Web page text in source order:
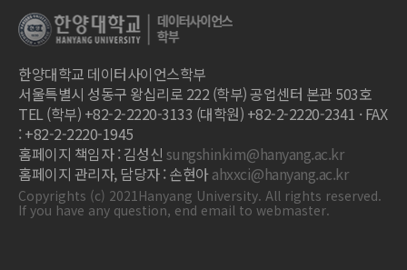
한양대학교 데이터사이언스학부
서울특별시 성동구 왕십리로 222 (학부) 공업센터 본관 503호
TEL (학부) +82-2-2220-3133 (대학원) +82-2-2220-2341 · FAX
: +82-2-2220-1945
홈페이지 책임자 : 김성신 sungshinkim@hanyang.ac.kr
홈페이지 관리자, 담당자 : 손현아ahxxci@hanyang.ac.kr
Copyrights (c) 2021Hanyang University. All rights reserved.
If you have any question, end email to webmaster.